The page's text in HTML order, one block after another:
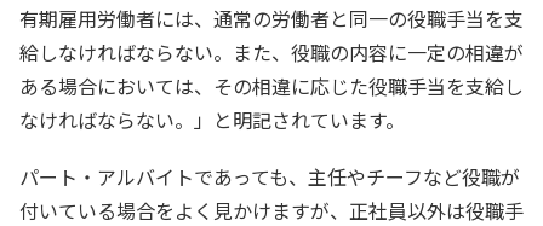
有期雇用労働者には、通常の労働者と同一の役職手当を支
給しなければならない。また、役職の内容に一定の相違が
ある場合においては、その相違に応じた役職手当を支給し
なければならない。」と明記されています。
パート・アルバイトであっても、主任やチーフなど役職が
付いている場合をよく見かけますが、正社員以外は役職手